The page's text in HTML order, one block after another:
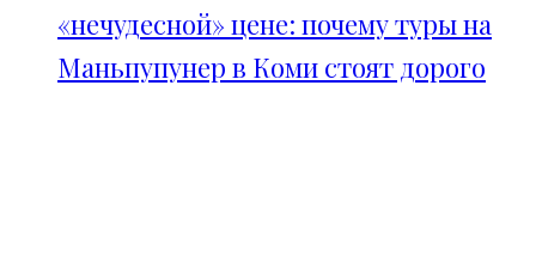
«нечудесной» цене: почему туры на
Маньпупунер в Коми стоят дорого